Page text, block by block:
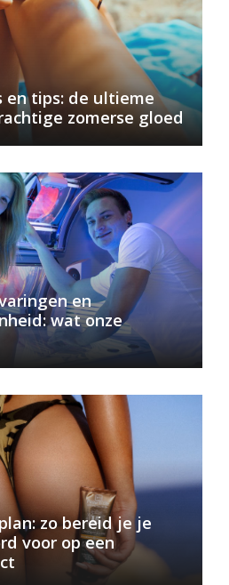
en tips: de ultieme
zomerse gloed
en
wat onze
zo bereid je je
voor op een